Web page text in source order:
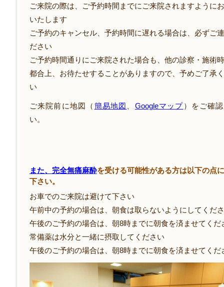
ご来院の際は、ご予約時間までにご来院されますように
いたします
ご予約のキャンセル、予約時間に遅れる場合は、必ずご
ださい
ご予約時間通りにご来院された場合も、他の診察・施術
都合上、お待たせすることがありますので、予めご了承
い
ご来院前に地図（ 簡易地図 Googleマップ）をご確
い。
また、完全無痛麻酔を受ける可能性がある方は以下の点
下さい。
お車でのご来院は避けて下さい
午前中の予約の場合は、朝食は取らないようにしてくだ
午後のご予約の場合は、朝8時までに朝食を済ませてくだ
常備薬は水分と一緒に摂取してください
午後のご予約の場合は、朝8時までに朝食を済ませてくだ